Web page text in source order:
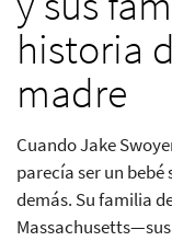
historia
madre
Cuando Jake
parecía ser un
demás. Su familia